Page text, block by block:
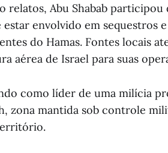
relatos, Abu Shabab
estar envolvido em sequestros
do Hamas. Fontes locais
aérea de Israel para suas
como líder de uma milícia
zona mantida sob controle